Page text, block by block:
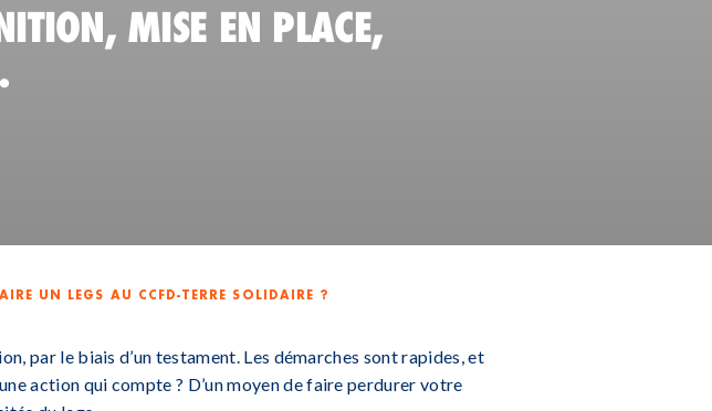
MISE EN PLACE,
UN LEGS AU CCFD-TERRE SOLIDAIRE ?
par le biais d’un testament. Les démarches sont rapides, et
action qui compte ? D’un moyen de faire perdurer votre